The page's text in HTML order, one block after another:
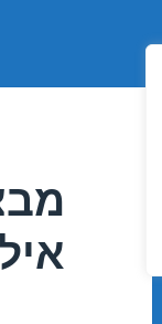
אילת 04/